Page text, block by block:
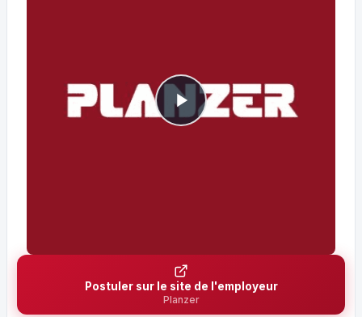
Postuler sur le site de l'employeur
Planzer